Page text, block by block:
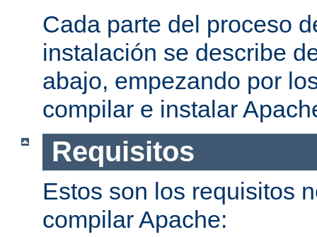
Cada parte del proceso
instalación se describe
abajo, empezando por
compilar e instalar
Requisitos
Estos son los requisitos
compilar Apache: